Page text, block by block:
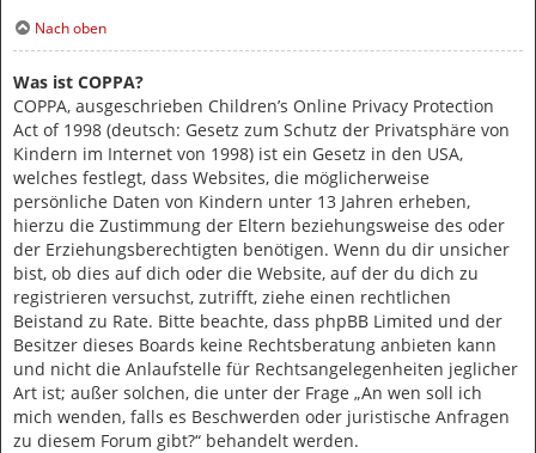
Nach oben
Was ist COPPA?
COPPA, ausgeschrieben Children’s Online Privacy Protection
Act of 1998 (deutsch: Gesetz zum Schutz der Privatsphäre von
Kindern im Internet von 1998) ist ein Gesetz in den USA,
welches festlegt, dass Websites, die möglicherweise
persönliche Daten von Kindern unter 13 Jahren erheben,
hierzu die Zustimmung der Eltern beziehungsweise des oder
der Erziehungsberechtigten benötigen. Wenn du dir unsicher
bist, ob dies auf dich oder die Website, auf der du dich zu
registrieren versuchst, zutrifft, ziehe einen rechtlichen
Beistand zu Rate. Bitte beachte, dass phpBB Limited und der
Besitzer dieses Boards keine Rechtsberatung anbieten kann
und nicht die Anlaufstelle für Rechtsangelegenheiten jeglicher
Art ist; außer solchen, die unter der Frage „An wen soll ich
mich wenden, falls es Beschwerden oder juristische Anfragen
zu diesem Forum gibt?“ behandelt werden.